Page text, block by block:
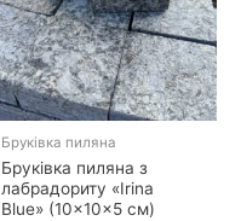
Бруківка пиляна
Бруківка пиляна з
лабрадориту «Irina
Blue» (10×10×5 см)